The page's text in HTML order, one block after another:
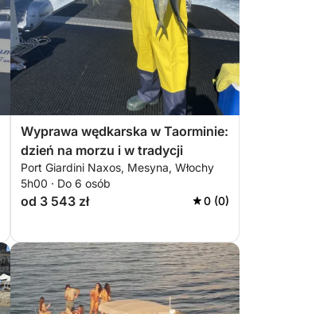
Wyprawa wędkarska w Taorminie:
dzień na morzu i w tradycji
Port Giardini Naxos, Mesyna, Włochy
5h00 · Do 6 osób
od 3 543 zł 0 (0)